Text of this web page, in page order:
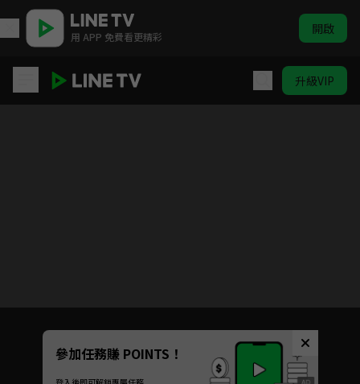
用 APP 免費看更精彩 開啟
升級VIP
Unmute
如有不便請見諒
參加任務賺 POINTS！